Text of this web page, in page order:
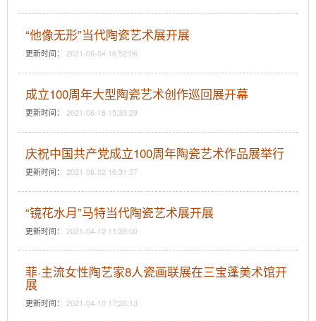
“他像无形”当代陶瓷艺术展开展
更新时间： 2021-09-04 16:52:06
成立100周年大型陶瓷艺术创作巡回展开幕
更新时间： 2021-06-16 15:33:29
庆祝中国共产党成立100周年陶瓷艺术作品展举行
更新时间： 2021-06-02 16:31:57
“镜花水月”马特当代陶瓷艺术展开展
更新时间： 2021-04-12 11:38:00
菲·主流女性陶艺家8人瓷画联展在三宝蓬美术馆开
展
更新时间： 2021-04-10 17:20:13